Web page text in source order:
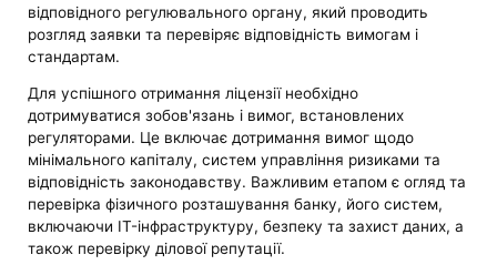
відповідного регулювального органу, який проводить
розгляд заявки та перевіряє відповідність вимогам і
стандартам.
Для успішного отримання ліцензії необхідно
дотримуватися зобов'язань і вимог, встановлених
регуляторами. Це включає дотримання вимог щодо
мінімального капіталу, систем управління ризиками та
відповідність законодавству. Важливим етапом є огляд та
перевірка фізичного розташування банку, його систем,
включаючи IT-інфраструктуру, безпеку та захист даних, а
також перевірку ділової репутації.